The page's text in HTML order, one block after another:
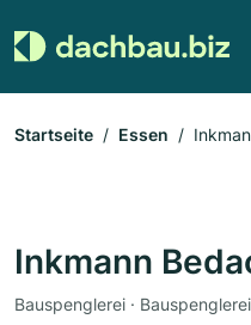
Startseite Essen
Inkmann
Bauspenglerei ·